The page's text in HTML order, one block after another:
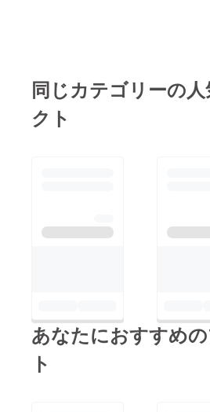
同じカテゴリーの
クト
あなたにおすすめ
ト